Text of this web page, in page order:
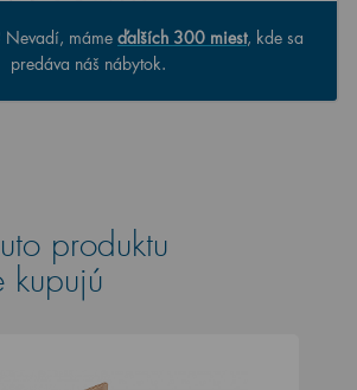
Nevadí, máme ďalších 300 miest, kde sa
predáva náš nábytok.
produktu
kupujú